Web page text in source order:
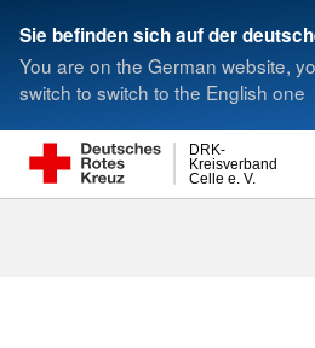
Sie befinden sich auf der
You are on the German website,
switch to switch to the English one
Celle e. V.
Kreisverband
DRK-